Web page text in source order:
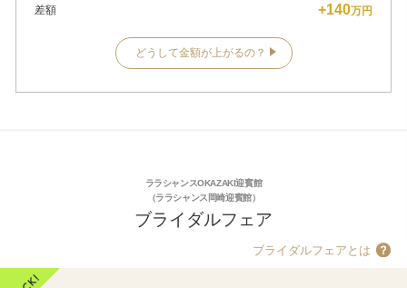
差額 +140万円
どうして金額が上がるの？
ララシャンスOKAZAKI迎賓館
（ララシャンス岡崎迎賓館）
ブライダルフェア
ブライダルフェアとは